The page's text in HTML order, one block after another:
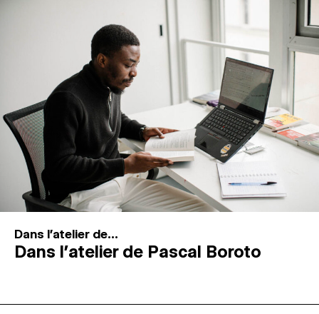
Dans l'atelier de...
Dans l’atelier de Pascal Boroto